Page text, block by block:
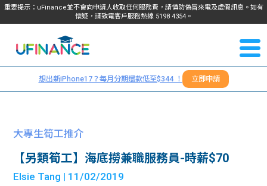
重要提示：uFinance並不會向申請人收取任何服務費，請慎防偽冒來電及虛假訊息。如有
懷疑，請致電客戶服務熱線 5198 4354。
我們
服務
們
＋
想出新iPhone17？每月分期還款低至$344 ！ 立即申請
大專生筍工推介
【另類筍工】海底撈兼職服務員-時薪$70
Elsie Tang | 11/02/2019